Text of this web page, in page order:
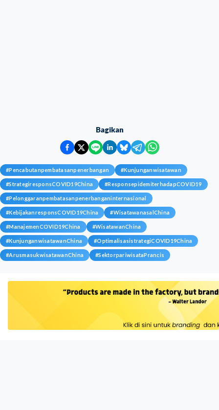
Bagikan
#Pencabutanpembatasanpenerbangan #Kunjunganwisatawan
#StrategiresponsCOVID19China #ResponsepidemiterhadapCOVID19
#Pelonggaranpembatasanpenerbanganinternasional
#KebijakanresponsCOVID19China #WisatawanasalChina
#ManajemenCOVID19China #WisatawanChina
#KunjunganwisatawanChina #OptimalisasistrategiCOVID19China
#ArusmasukwisatawanChina #SektorpariwisataPrancis